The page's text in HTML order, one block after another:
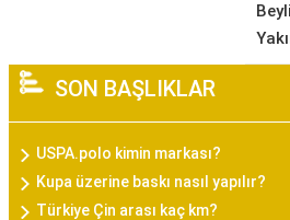
SON BAŞLIKLAR
USPA.polo kimin markası?
Kupa üzerine baskı nasıl yapılır?
Türkiye Çin arası kaç km?